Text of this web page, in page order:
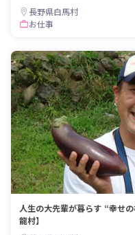
長野県白馬村
お仕事
人生の大先輩が暮らす “幸せ
龍村】